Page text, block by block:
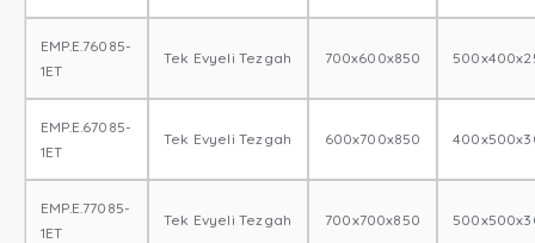
EMP.E.76085-
1ET
Tek Evyeli Tezgah 700x600x850
EMP.E.67085-
1ET
Tek Evyeli Tezgah 600x700x850
EMP.E.77085-
1ET
Tek Evyeli Tezgah 700x700x850